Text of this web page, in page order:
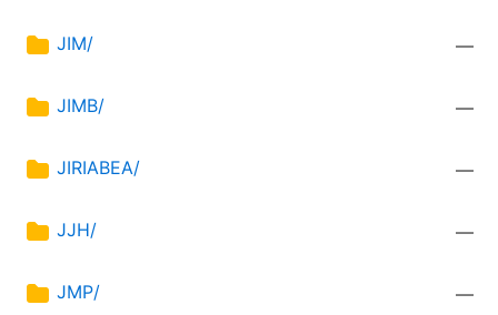
JIM/ —
JIMB/ —
JIRIABEA/ —
JJH/ —
JMP/ —